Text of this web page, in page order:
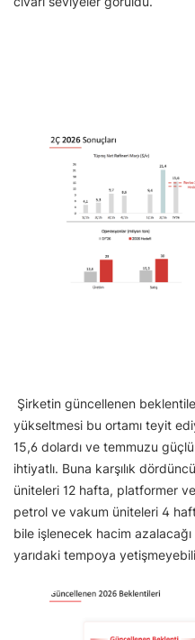
Şirketin güncellenen
yükseltmesi bu ortamı teyit
15,6 dolardı ve temmuzu
ihtiyatlı. Buna karşılık
üniteleri 12 hafta, platformer
petrol ve vakum üniteleri 4
bile işlenecek hacim
yarıdaki tempoya